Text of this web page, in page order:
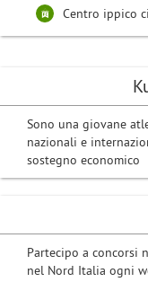
Sono una giovane
nazionali e
sostegno economico
Partecipo a concorsi
nel Nord Italia ogni
Centro ippico